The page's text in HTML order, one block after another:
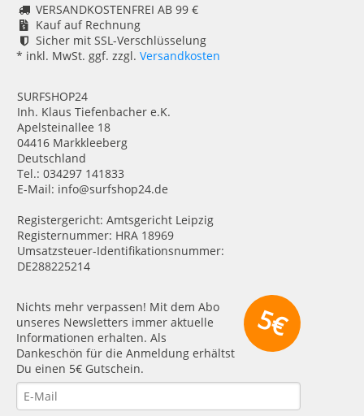
VERSANDKOSTENFREI AB 99 €
Kauf auf Rechnung
Sicher mit SSL-Verschlüsselung
* inkl. MwSt. ggf. zzgl. Versandkosten
SURFSHOP24
Inh. Klaus Tiefenbacher e.K.
Apelsteinallee 18
04416 Markkleeberg
Deutschland
Tel.: 034297 141833
E-Mail: info@surfshop24.de
Registergericht: Amtsgericht Leipzig
Registernummer: HRA 18969
Umsatzsteuer-Identifikationsnummer:
DE288225214
5€
Nichts mehr verpassen! Mit dem Abo
unseres Newsletters immer aktuelle
Informationen erhalten. Als
Dankeschön für die Anmeldung erhältst
Du einen 5€ Gutschein.